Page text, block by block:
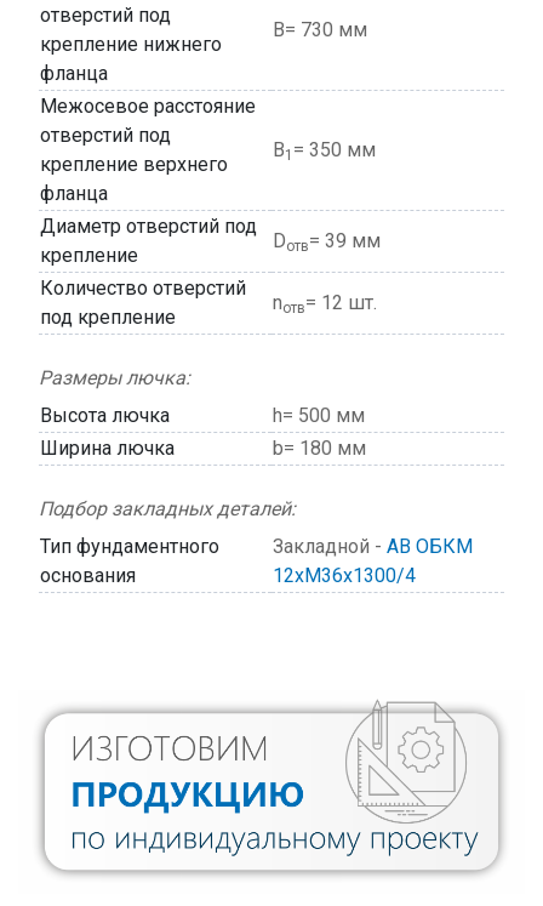
отверстий под
крепление нижнего
фланца
В= 730 мм
Межосевое расстояние
отверстий под
крепление верхнего
фланца
В1 = 350 мм
Диаметр отверстий под
крепление
Dотв= 39 мм
Количество отверстий
под крепление
nотв= 12 шт.
Размеры лючка:
Высота лючка
h= 500 мм
Ширина лючка
b= 180 мм
Подбор закладных деталей:
Тип фундаментного
основания
Закладной - АВ ОБКМ
12хМ36х1300/4